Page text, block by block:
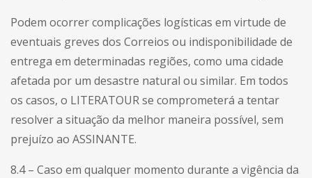
Podem ocorrer complicações logísticas em virtude de
eventuais greves dos Correios ou indisponibilidade de
entrega em determinadas regiões, como uma cidade
afetada por um desastre natural ou similar. Em todos
os casos, o LITERATOUR se comprometerá a tentar
resolver a situação da melhor maneira possível, sem
prejuízo ao ASSINANTE.
8.4 – Caso em qualquer momento durante a vigência da